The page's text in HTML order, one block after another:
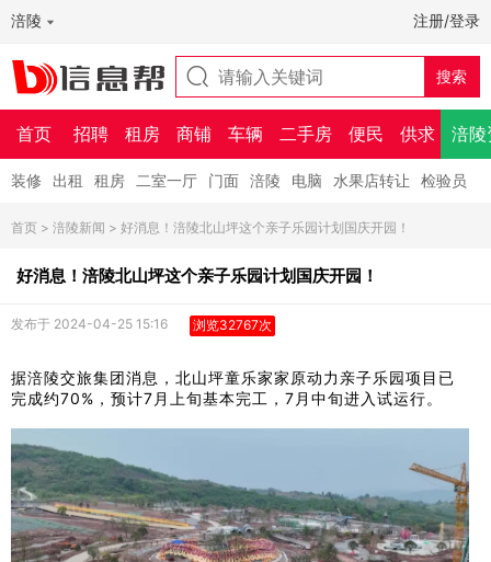
涪陵 注册/登录
首页 招聘 租房 商铺 车辆 二手房 便民 供求 涪陵
装修 出租 租房 二室一厅 门面 涪陵 电脑 水果店转让 检验员
首页 > 涪陵新闻 > 好消息！涪陵北山坪这个亲子乐园计划国庆开园！
好消息！涪陵北山坪这个亲子乐园计划国庆开园！
发布于 2024-04-25 15:16 浏览32767次
据涪陵交旅集团消息，北山坪童乐家家原动力亲子乐园项目已
完成约70%，预计7月上旬基本完工，7月中旬进入试运行。